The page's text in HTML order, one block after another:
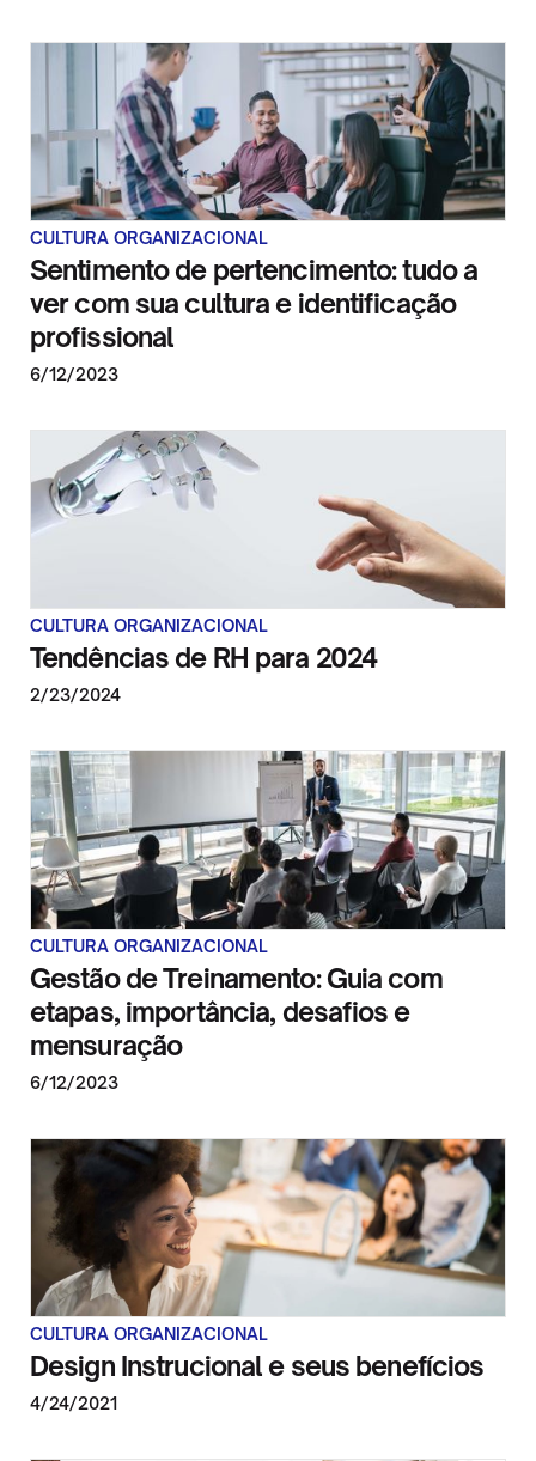
CULTURA ORGANIZACIONAL
Sentimento de pertencimento: tudo a
ver com sua cultura e identificação
profissional
6/12/2023
CULTURA ORGANIZACIONAL
Tendências de RH para 2024
2/23/2024
CULTURA ORGANIZACIONAL
Gestão de Treinamento: Guia com
etapas, importância, desafios e
mensuração
6/12/2023
CULTURA ORGANIZACIONAL
Design Instrucional e seus benefícios
4/24/2021